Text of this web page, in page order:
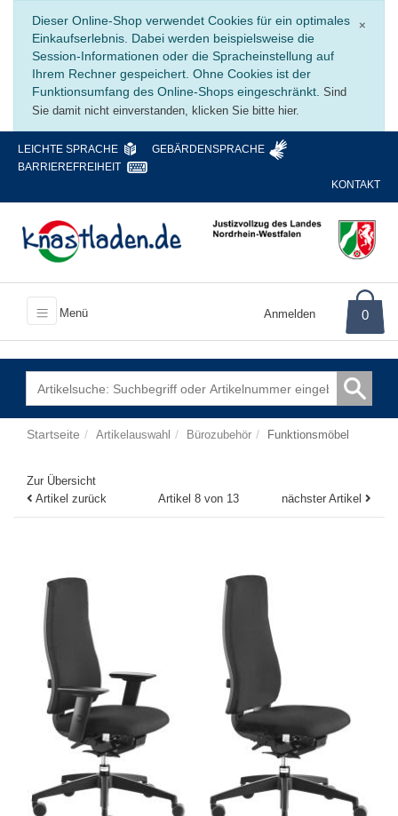
×
Dieser Online-Shop verwendet Cookies für ein optimales
Einkaufserlebnis. Dabei werden beispielsweise die
Session-Informationen oder die Spracheinstellung auf
Ihrem Rechner gespeichert. Ohne Cookies ist der
Funktionsumfang des Online-Shops eingeschränkt. Sind
Sie damit nicht einverstanden, klicken Sie bitte hier.
LEICHTE SPRACHE
GEBÄRDENSPRACHE
BARRIEREFREIHEIT
KONTAKT
Menü Anmelden 0
Startseite Artikelauswahl Bürozubehör Funktionsmöbel
Zur Übersicht
Artikel zurück
Artikel 8 von 13 nächster Artikel